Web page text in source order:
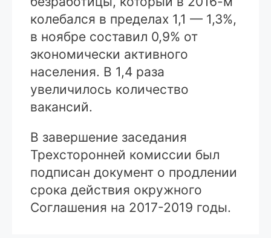
колебался в пределах 1,1 — 1,3%,
в ноябре составил 0,9% от
экономически активного
населения. В 1,4 раза
увеличилось количество
вакансий.
В завершение заседания
Трехсторонней комиссии был
подписан документ о продлении
срока действия окружного
Соглашения на 2017-2019 годы.